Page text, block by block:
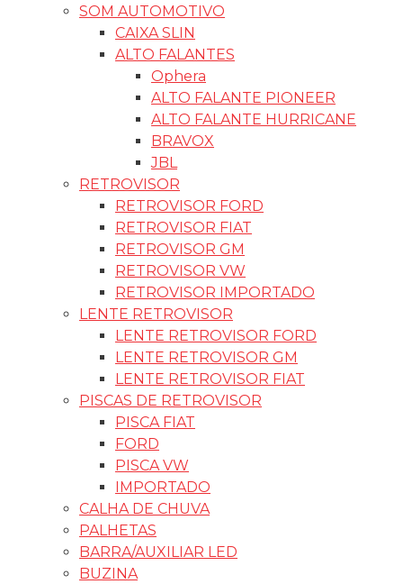
SOM AUTOMOTIVO
CAIXA SLIN
ALTO FALANTES
Ophera
ALTO FALANTE PIONEER
ALTO FALANTE HURRICANE
BRAVOX
JBL
RETROVISOR
RETROVISOR FORD
RETROVISOR FIAT
RETROVISOR GM
RETROVISOR VW
RETROVISOR IMPORTADO
LENTE RETROVISOR
LENTE RETROVISOR FORD
LENTE RETROVISOR GM
LENTE RETROVISOR FIAT
PISCAS DE RETROVISOR
PISCA FIAT
FORD
PISCA VW
IMPORTADO
CALHA DE CHUVA
PALHETAS
BARRA/AUXILIAR LED
BUZINA